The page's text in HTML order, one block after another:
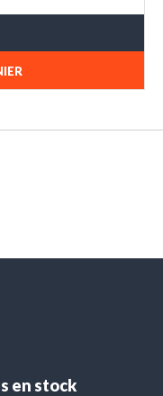
en stock